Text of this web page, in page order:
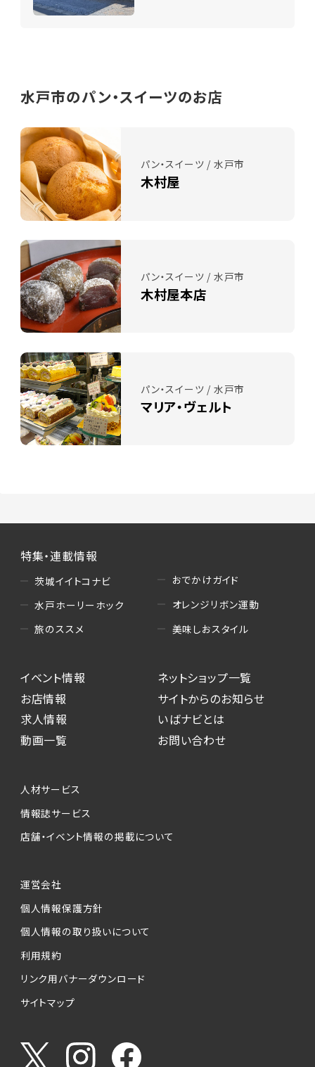
水戸市のパン・スイーツのお店
パン・スイーツ / 水戸市
木村屋
パン・スイーツ / 水戸市
木村屋本店
パン・スイーツ / 水戸市
マリア・ヴェルト
特集・連載情報
茨城イイトコナビ
水戸ホーリーホック
旅のススメ
おでかけガイド
オレンジリボン運動
美味しおスタイル
イベント情報
お店情報
求人情報
動画一覧
ネットショップ一覧
サイトからのお知らせ
いばナビとは
お問い合わせ
人材サービス
情報誌サービス
店舗・イベント情報の掲載について
運営会社
個人情報保護方針
個人情報の取り扱いについて
利用規約
リンク用バナーダウンロード
サイトマップ